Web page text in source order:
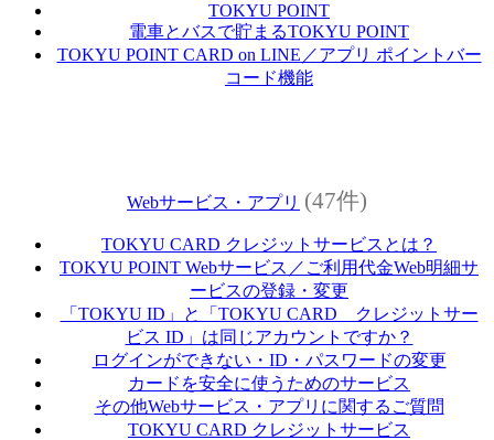
TOKYU POINT
電車とバスで貯まるTOKYU POINT
TOKYU POINT CARD on LINE／アプリ ポイントバー
コード機能
Webサービス・アプリ (47件)
TOKYU CARD クレジットサービスとは？
TOKYU POINT Webサービス／ご利用代金Web明細サ
ービスの登録・変更
「TOKYU ID」と「TOKYU CARD クレジットサー
ビス ID」は同じアカウントですか？
ログインができない・ID・パスワードの変更
カードを安全に使うためのサービス
その他Webサービス・アプリに関するご質問
TOKYU CARD クレジットサービス